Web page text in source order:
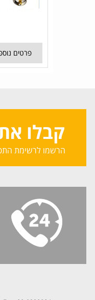
פרטים
קבלו
הרשמו לרשימת